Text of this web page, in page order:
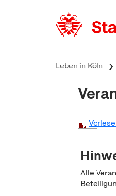
Leben in Köln
Alle